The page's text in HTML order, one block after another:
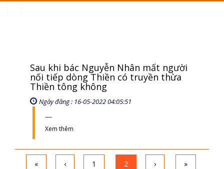
Sau khi bác Nguyễn Nhân mất người
nối tiếp dòng Thiền có truyền thừa
Thiền tông không
Ngày đăng : 16-05-2022 04:05:51
Xem thêm
« ‹ 1 2 › »